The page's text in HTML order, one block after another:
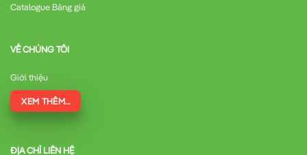
Catalogue Bảng giá
VỀ CHÚNG TÔI
Giới thiệu
XEM THÊM...
ĐỊA CHỈ LIÊN HỆ